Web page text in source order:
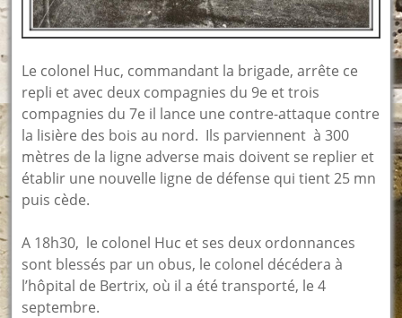
Le colonel Huc, commandant la brigade, arrête ce
repli et avec deux compagnies du 9e et trois
compagnies du 7e il lance une contre-attaque contre
la lisière des bois au nord. Ils parviennent à 300
mètres de la ligne adverse mais doivent se replier et
établir une nouvelle ligne de défense qui tient 25 mn
puis cède.
A 18h30, le colonel Huc et ses deux ordonnances
sont blessés par un obus, le colonel décédera à
l’hôpital de Bertrix, où il a été transporté, le 4
septembre.